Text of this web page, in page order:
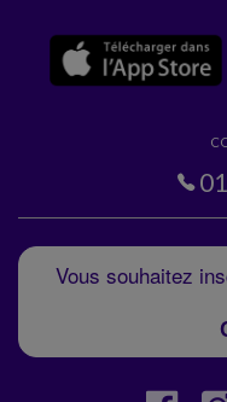
Vous souhaitez